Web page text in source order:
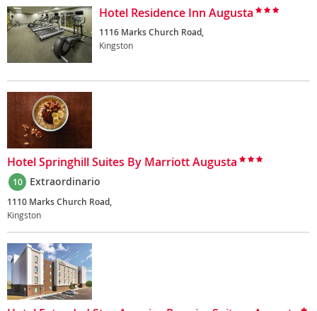
Hotel Residence Inn Augusta
1116 Marks Church Road,
Kingston
Hotel Springhill Suites By Marriott Augusta
10 Extraordinario
1110 Marks Church Road,
Kingston